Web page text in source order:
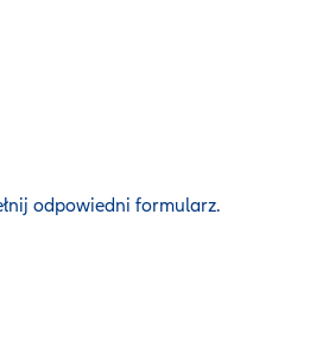
odpowiedni formularz.